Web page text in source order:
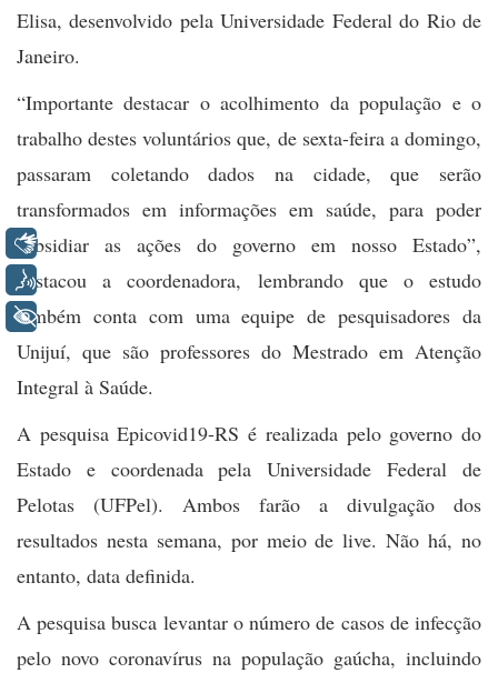
Elisa, desenvolvido pela Universidade Federal do Rio de
Janeiro.
“Importante destacar o acolhimento da população e o
trabalho destes voluntários que, de sexta-feira a domingo,
passaram coletando dados na cidade, que serão
transformados em informações em saúde, para poder
subsidiar as ações do governo em nosso Estado”,
destacou a coordenadora, lembrando que o estudo
também conta com uma equipe de pesquisadores da
Unijuí, que são professores do Mestrado em Atenção
Integral à Saúde.
A pesquisa Epicovid19-RS é realizada pelo governo do
Estado e coordenada pela Universidade Federal de
Pelotas (UFPel). Ambos farão a divulgação dos
resultados nesta semana, por meio de live. Não há, no
entanto, data definida.
A pesquisa busca levantar o número de casos de infecção
pelo novo coronavírus na população gaúcha, incluindo
Libras
Voz
+ Acessibilidade